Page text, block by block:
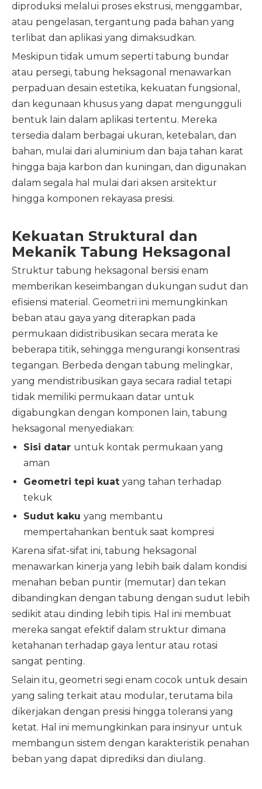
diproduksi melalui proses ekstrusi, menggambar,
atau pengelasan, tergantung pada bahan yang
terlibat dan aplikasi yang dimaksudkan.
Meskipun tidak umum seperti tabung bundar
atau persegi, tabung heksagonal menawarkan
perpaduan desain estetika, kekuatan fungsional,
dan kegunaan khusus yang dapat mengungguli
bentuk lain dalam aplikasi tertentu. Mereka
tersedia dalam berbagai ukuran, ketebalan, dan
bahan, mulai dari aluminium dan baja tahan karat
hingga baja karbon dan kuningan, dan digunakan
dalam segala hal mulai dari aksen arsitektur
hingga komponen rekayasa presisi.
Kekuatan Struktural dan
Mekanik Tabung Heksagonal
Struktur tabung heksagonal bersisi enam
memberikan keseimbangan dukungan sudut dan
efisiensi material. Geometri ini memungkinkan
beban atau gaya yang diterapkan pada
permukaan didistribusikan secara merata ke
beberapa titik, sehingga mengurangi konsentrasi
tegangan. Berbeda dengan tabung melingkar,
yang mendistribusikan gaya secara radial tetapi
tidak memiliki permukaan datar untuk
digabungkan dengan komponen lain, tabung
heksagonal menyediakan:
Sisi datar untuk kontak permukaan yang
aman
Geometri tepi kuat yang tahan terhadap
tekuk
Sudut kaku yang membantu
mempertahankan bentuk saat kompresi
Karena sifat-sifat ini, tabung heksagonal
menawarkan kinerja yang lebih baik dalam kondisi
menahan beban puntir (memutar) dan tekan
dibandingkan dengan tabung dengan sudut lebih
sedikit atau dinding lebih tipis. Hal ini membuat
mereka sangat efektif dalam struktur dimana
ketahanan terhadap gaya lentur atau rotasi
sangat penting.
Selain itu, geometri segi enam cocok untuk desain
yang saling terkait atau modular, terutama bila
dikerjakan dengan presisi hingga toleransi yang
ketat. Hal ini memungkinkan para insinyur untuk
membangun sistem dengan karakteristik penahan
beban yang dapat diprediksi dan diulang.